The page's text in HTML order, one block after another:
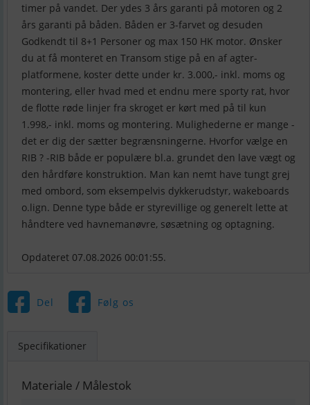
timer på vandet. Der ydes 3 års garanti på motoren og 2
års garanti på båden. Båden er 3-farvet og desuden
Godkendt til 8+1 Personer og max 150 HK motor. Ønsker
du at få monteret en Transom stige på en af agter-
platformene, koster dette under kr. 3.000,- inkl. moms og
montering, eller hvad med et endnu mere sporty rat, hvor
de flotte røde linjer fra skroget er kørt med på til kun
1.998,- inkl. moms og montering. Mulighederne er mange -
det er dig der sætter begrænsningerne. Hvorfor vælge en
RIB ? -RIB både er populære bl.a. grundet den lave vægt og
den hårdføre konstruktion. Man kan nemt have tungt grej
med ombord, som eksempelvis dykkerudstyr, wakeboards
o.lign. Denne type både er styrevillige og generelt lette at
håndtere ved havnemanøvre, søsætning og optagning.
Opdateret 07.08.2026 00:01:55.
Del Følg os
Specifikationer
Materiale / Målestok